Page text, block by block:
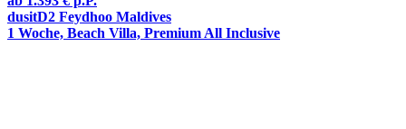
dusitD2 Feydhoo Maldives
1 Woche, Beach Villa, Premium All Inclusive